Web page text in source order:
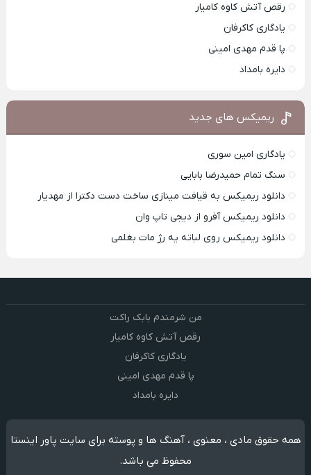
رقص آتش کاوه کامیار
یادگاری کاکرفان
پا قدم مهدی امینی
دایره بامداد
ریمیکس های جدید
یادگاری امین سوری
سنگ تمام حمیدرضا بابایی
دانلود ریمیکس به قیافت مینازی ساخت دست دکترا از مهدیار
دانلود ریمیکس آفرو از ديجی تاپ وان
دانلود ریمیکس روی لباته یه رژ مات بغلمی
من شرمندم بابک راکت
رقص آتش کاوه کامیار
یادگاری کاکرفان
پا قدم مهدی امینی
دایره بامداد
همه حقوق مادی ، معنوی ، آهنگ ها و پوسته برای سایت پاور اینستا
محفوظ می باشد.